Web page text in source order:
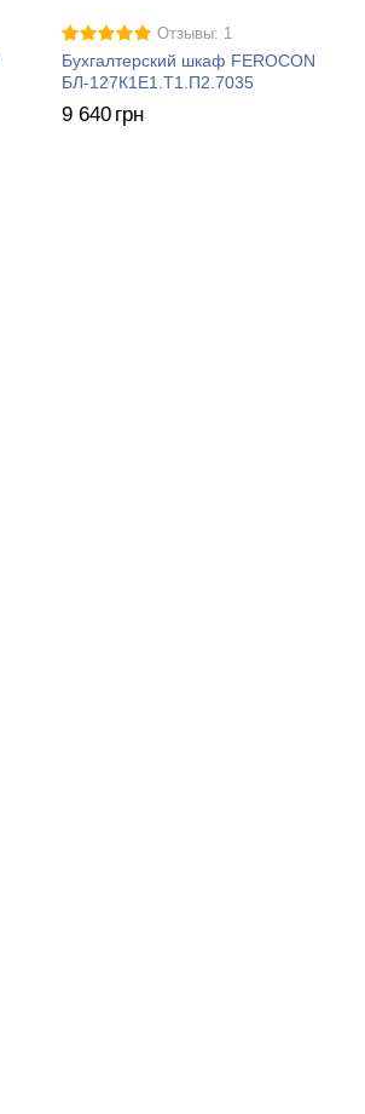
Отзывы: 1
Бухгалтерский шкаф FEROCON
БЛ-127К1Е1.Т1.П2.7035
9 640 грн